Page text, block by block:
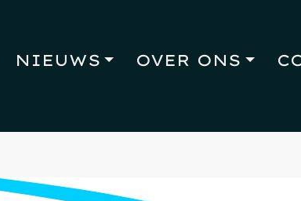
NIEUWS OVER ONS